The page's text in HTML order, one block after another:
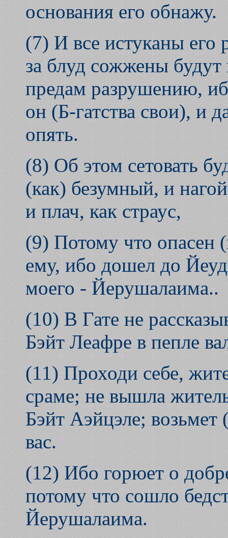
основания его обнажу.
(7) И все истуканы его
за блуд сожжены будут
предам разрушению,
он (Б-гатства свои), и
опять.
(8) Об этом сетовать
(как) безумный, и
и плач, как страус,
(9) Потому что опасен
ему, ибо дошел до
моего - Йерушалаима..
(10) В Гате не
Бэйт Леафре в пепле
(11) Проходи себе,
сраме; не вышла
Бэйт Аэйцэле; возьмет
вас.
(12) Ибо горюет о
потому что сошло
Йерушалаима.